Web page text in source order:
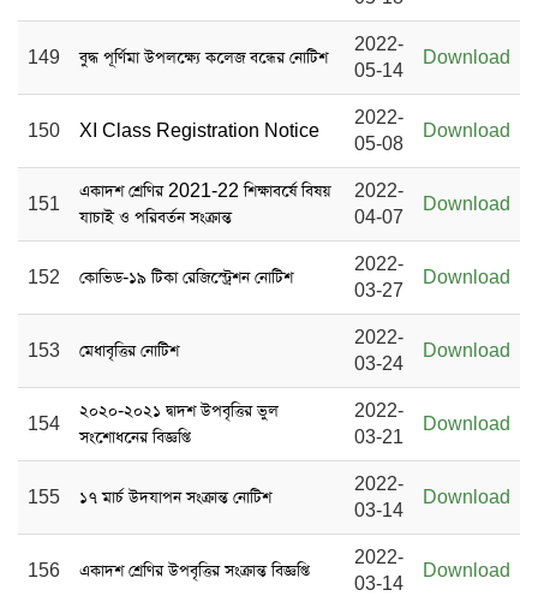
149 বুদ্ধ পূর্ণিমা উপলক্ষ্যে কলেজ বন্ধের নোটিশ
2022-
05-14
Download
150 XI Class Registration Notice
2022-
05-08
Download
151
একাদশ শ্রেণির 2021-22 শিক্ষাবর্ষে বিষয়
যাচাই ও পরিবর্তন সংক্রান্ত
2022-
04-07
Download
152 কোভিড-১৯ টিকা রেজিস্ট্রেশন নোটিশ
2022-
03-27
Download
153 মেধাবৃত্তির নোটিশ
2022-
03-24
Download
154
২০২০-২০২১ দ্বাদশ উপবৃত্তির ভুল
সংশোধনের বিজ্ঞপ্তি
2022-
03-21
Download
155 ১৭ মার্চ উদযাপন সংক্রান্ত নোটিশ
2022-
03-14
Download
156 একাদশ শ্রেণির উপবৃত্তির সংক্রান্ত বিজ্ঞপ্তি
2022-
03-14
Download